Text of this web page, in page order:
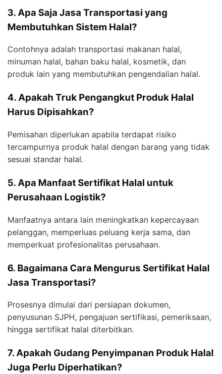
3. Apa Saja Jasa Transportasi yang
Membutuhkan Sistem Halal?
Contohnya adalah transportasi makanan halal,
minuman halal, bahan baku halal, kosmetik, dan
produk lain yang membutuhkan pengendalian halal.
4. Apakah Truk Pengangkut Produk Halal
Harus Dipisahkan?
Pemisahan diperlukan apabila terdapat risiko
tercampurnya produk halal dengan barang yang tidak
sesuai standar halal.
5. Apa Manfaat Sertifikat Halal untuk
Perusahaan Logistik?
Manfaatnya antara lain meningkatkan kepercayaan
pelanggan, memperluas peluang kerja sama, dan
memperkuat profesionalitas perusahaan.
6. Bagaimana Cara Mengurus Sertifikat Halal
Jasa Transportasi?
Prosesnya dimulai dari persiapan dokumen,
penyusunan SJPH, pengajuan sertifikasi, pemeriksaan,
hingga sertifikat halal diterbitkan.
7. Apakah Gudang Penyimpanan Produk Halal
Juga Perlu Diperhatikan?